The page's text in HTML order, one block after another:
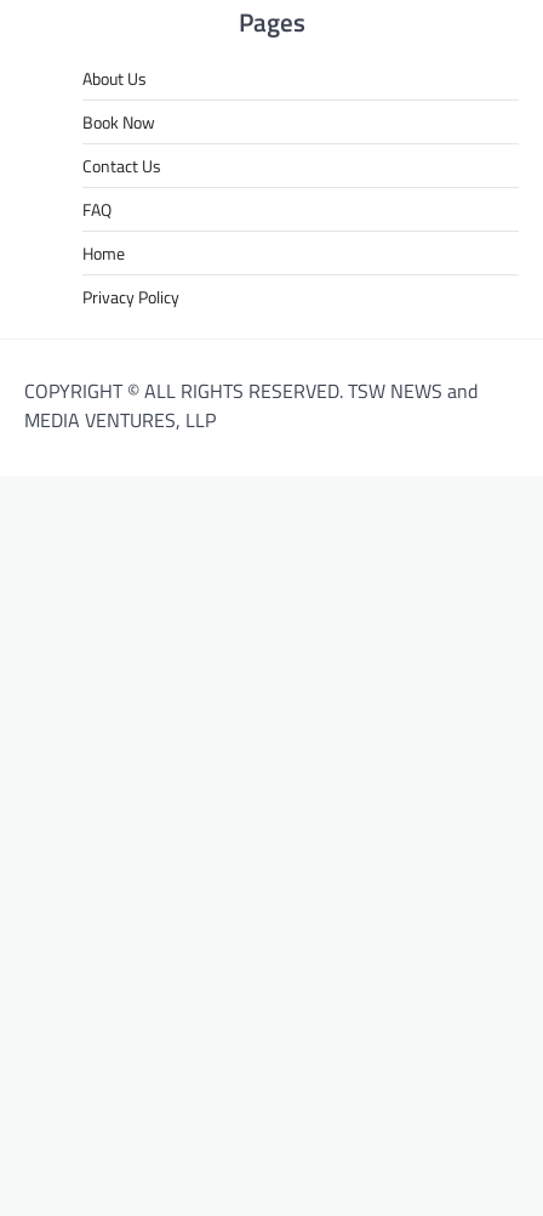
Pages
About Us
Book Now
Contact Us
FAQ
Home
Privacy Policy
COPYRIGHT © ALL RIGHTS RESERVED. TSW NEWS and
MEDIA VENTURES, LLP